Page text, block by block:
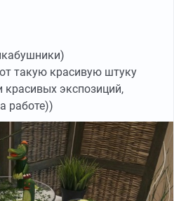
Можно сказать, что вообще
такую красивую штуку
экспозиций,
работе))